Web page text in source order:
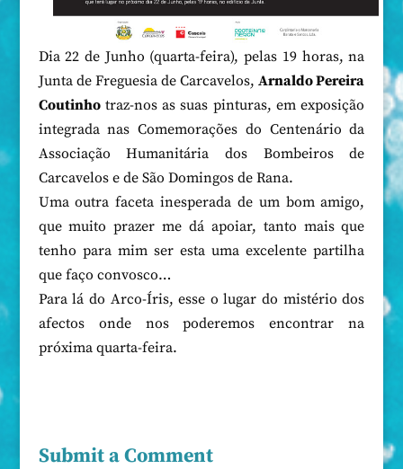
Dia 22 de Junho (quarta-feira), pelas 19 horas, na
Junta de Freguesia de Carcavelos,Arnaldo Pereira
Coutinhotraz-nos as suas pinturas, em exposição
integrada nas Comemorações do Centenário da
Associação Humanitária dos Bombeiros de
Carcavelos e de São Domingos de Rana.
Uma outra faceta inesperada de um bom amigo,
que muito prazer me dá apoiar, tanto mais que
tenho para mim ser esta uma excelente partilha
que faço convosco…
Para lá do Arco-Íris, esse o lugar do mistério dos
afectos onde nos poderemos encontrar na
próxima quarta-feira.
Submit a Comment